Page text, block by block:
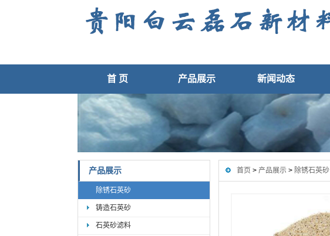
首 页 产品展示 新闻动态
产品展示
除锈石英砂
铸造石英砂
石英砂滤料
首页 > 产品展示 > 除锈石英砂